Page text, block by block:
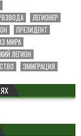
ЛЕГИОНЕР
ПРЕЗИДЕНТ
МИРА
ЛЕГИОН
ЭМИГРАЦИЯ